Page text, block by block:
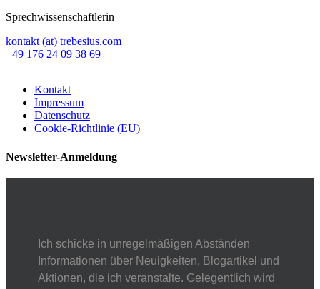
Sprechwissenschaftlerin
kontakt (at) trebesius.com
+49 176 24 09 38 69
Kontakt
Impressum
Datenschutz
Cookie-Richtlinie (EU)
Newsletter-Anmeldung